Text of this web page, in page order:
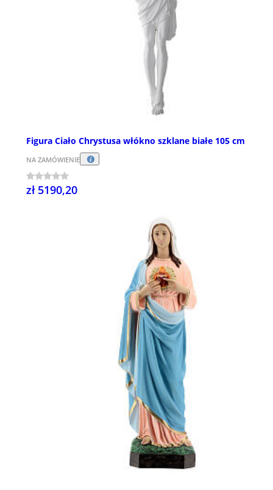
Figura Ciało Chrystusa włókno szklane białe 105 cm
NA ZAMÓWIENIE
zł 5190,20